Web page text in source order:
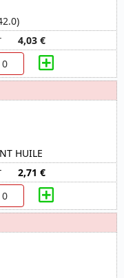
4,03 €
HUILE
2,71 €